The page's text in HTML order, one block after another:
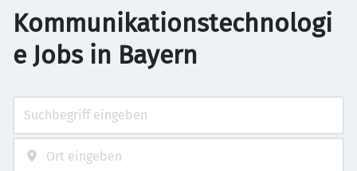
Kommunikationstechnologi
e Jobs in Bayern